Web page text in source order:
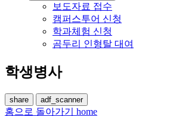
보도자료 접수
캠퍼스투어 신청
학과체험 신청
곰두리 인형탈 대여
학생병사
share adf_scanner
홈으로 돌아가기 home